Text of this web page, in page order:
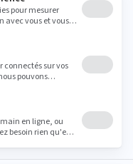
14:00 - 19:00
14:00 - 19:00
14:00 - 19:00